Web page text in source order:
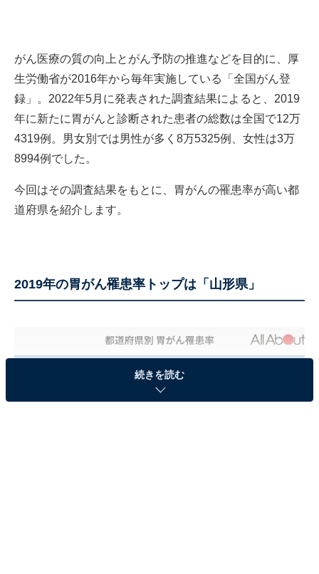
がん医療の質の向上とがん予防の推進などを目的に、厚
生労働省が2016年から毎年実施している「全国がん登
録」。2022年5月に発表された調査結果によると、2019
年に新たに胃がんと診断された患者の総数は全国で12万
4319例。男女別では男性が多く8万5325例、女性は3万
8994例でした。
今回はその調査結果をもとに、胃がんの罹患率が高い都
道府県を紹介します。
2019年の胃がん罹患率トップは「山形県」
続きを読む